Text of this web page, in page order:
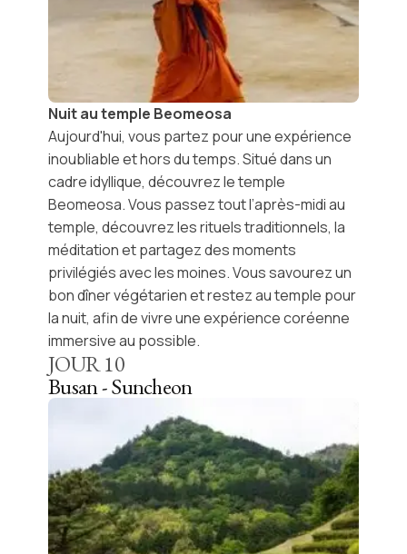
Nuit au temple Beomeosa
Aujourd'hui, vous partez pour une expérience
inoubliable et hors du temps. Situé dans un
cadre idyllique, découvrez letemple
Beomeosa. Vous passez tout l’après-midi au
temple, découvrez les rituels traditionnels, la
méditation et partagez des moments
privilégiés avec les moines. Vous savourez un
bon dîner végétarien et restez au temple pour
la nuit, afin de vivre uneexpérience coréenne
immersiveau possible.
JOUR10
Busan - Suncheon